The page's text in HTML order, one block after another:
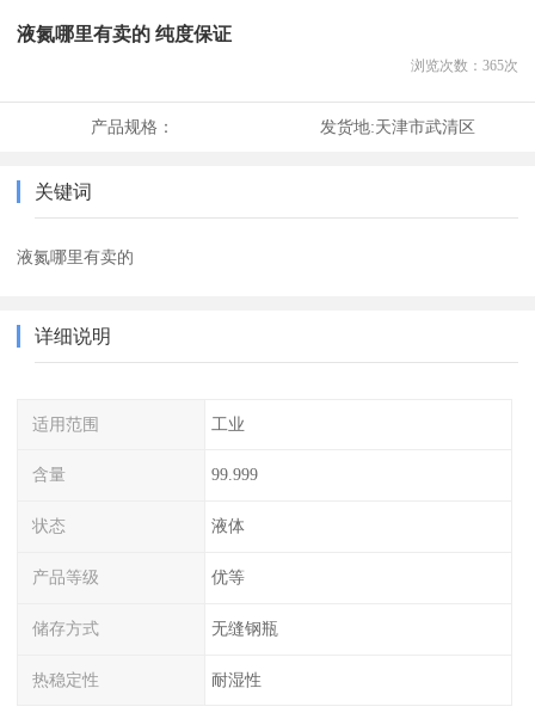
液氮哪里有卖的 纯度保证
浏览次数： 365次
产品规格： 发货地:天津市武清区
关键词
液氮哪里有卖的
详细说明
适用范围 工业
含量 99.999
状态 液体
产品等级 优等
储存方式 无缝钢瓶
热稳定性 耐湿性